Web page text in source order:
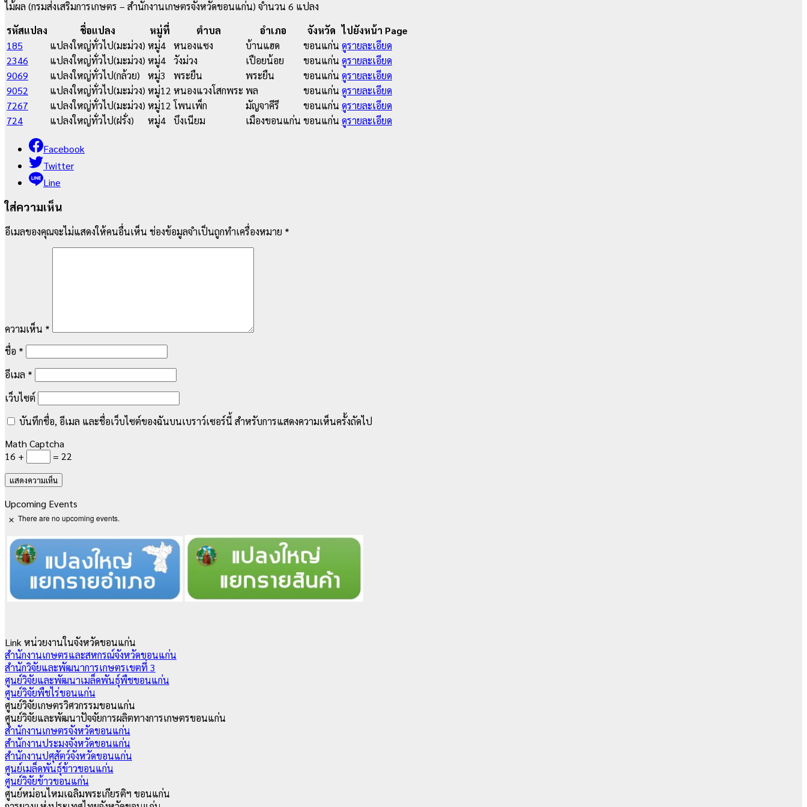
ไม้ผล (กรมส่งเสริมการเกษตร – สำนักงานเกษตรจังหวัดขอนแก่น) จำนวน 6 แปลง
รหัสแปลง
ชื่อแปลง หมู่ที่ ตำบล อำเภอ จังหวัด ไปยังหน้า Page
185
แปลงใหญ่ทั่วไป(มะม่วง) หมู่4 หนองแซง บ้านแฮด ขอนแก่น ดูรายละเอียด
2346
แปลงใหญ่ทั่วไป(มะม่วง) หมู่4 วังม่วง เปือยน้อย ขอนแก่น ดูรายละเอียด
9069
แปลงใหญ่ทั่วไป(กล้วย) หมู่3 พระยืน พระยืน ขอนแก่น ดูรายละเอียด
9052
แปลงใหญ่ทั่วไป(มะม่วง) หมู่12 หนองแวงโสกพระ พล ขอนแก่น ดูรายละเอียด
7267
แปลงใหญ่ทั่วไป(มะม่วง) หมู่12 โพนเพ็ก มัญจาคีรี ขอนแก่น ดูรายละเอียด
724
แปลงใหญ่ทั่วไป(ฝรั่ง) หมู่4 บึงเนียม เมืองขอนแก่น ขอนแก่น ดูรายละเอียด
Facebook
Twitter
Line
ใส่ความเห็น
อีเมลของคุณจะไม่แสดงให้คนอื่นเห็น ช่องข้อมูลจำเป็นถูกทำเครื่องหมาย *
ความเห็น *
ชื่อ *
อีเมล *
เว็บไซต์
บันทึกชื่อ, อีเมล และชื่อเว็บไซต์ของฉันบนเบราว์เซอร์นี้ สำหรับการแสดงความเห็นครั้งถัดไป
Math Captcha
16 +
= 22
Upcoming Events
There are no upcoming events.
Link หน่วยงานในจังหวัดขอนแก่น
สำนักงานเกษตรและสหกรณ์จังหวัดขอนแก่น
สำนักวิจัยและพัฒนาการเกษตรเขตที่ 3
ศูนย์วิจัยและพัฒนาเมล็ดพันธุ์พืชขอนแก่น
ศูนย์วิจัยพืชไร่ขอนแก่น
ศูนย์วิจัยเกษตรวิศวกรรมขอนแก่น
ศูนย์วิจัยและพัฒนาปัจจัยการผลิตทางการเกษตรขอนแก่น
สำนักงานเกษตรจังหวัดขอนแก่น
สำนักงานประมงจังหวัดขอนแก่น
สํานักงานปศุสัตว์จังหวัดขอนแก่น
ศูนย์เมล็ดพันธุ์ข้าวขอนแก่น
ศูนย์วิจัยข้าวขอนแก่น
ศูนย์หม่อนไหมเฉลิมพระเกียรติฯ ขอนแก่น